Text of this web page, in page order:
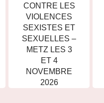
CONTRE LES
VIOLENCES
SEXISTES ET
SEXUELLES –
METZ LES 3
ET 4
NOVEMBRE
2026